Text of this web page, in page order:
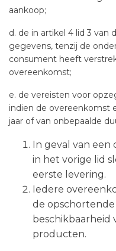
aankoop;
d. de in artikel 4 lid 3 van
gegevens, tenzij de
consument heeft
overeenkomst;
e. de vereisten voor
indien de overeenkomst
jaar of van onbepaalde
In geval van een
in het vorige lid
eerste levering.
Iedere
de
beschikbaarheid
producten.